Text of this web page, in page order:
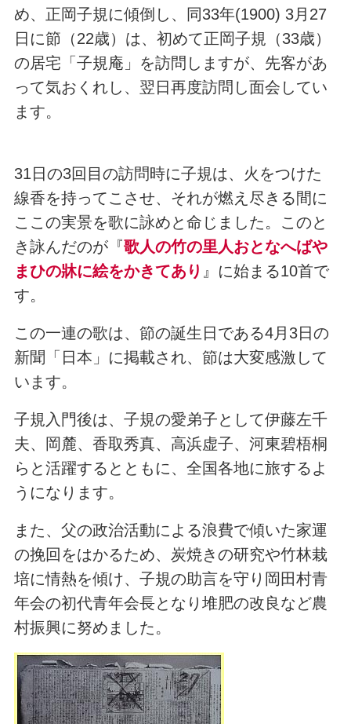
め、正岡子規に傾倒し、同33年(1900) 3月27
日に節（22歳）は、初めて正岡子規（33歳）
の居宅「子規庵」を訪問しますが、先客があ
って気おくれし、翌日再度訪問し面会してい
ます。
31日の3回目の訪問時に子規は、火をつけた
線香を持ってこさせ、それが燃え尽きる間に
ここの実景を歌に詠めと命じました。このと
き詠んだのが『歌人の竹の里人おとなへばや
まひの牀に絵をかきてあり 』に始まる10首で
す。
この一連の歌は、節の誕生日である4月3日の
新聞「日本」に掲載され、節は大変感激して
います。
子規入門後は、子規の愛弟子として伊藤左千
夫、岡麓、香取秀真、高浜虚子、河東碧梧桐
らと活躍するとともに、全国各地に旅するよ
うになります。
また、父の政治活動による浪費で傾いた家運
の挽回をはかるため、炭焼きの研究や竹林栽
培に情熱を傾け、子規の助言を守り岡田村青
年会の初代青年会長となり堆肥の改良など農
村振興に努めました。